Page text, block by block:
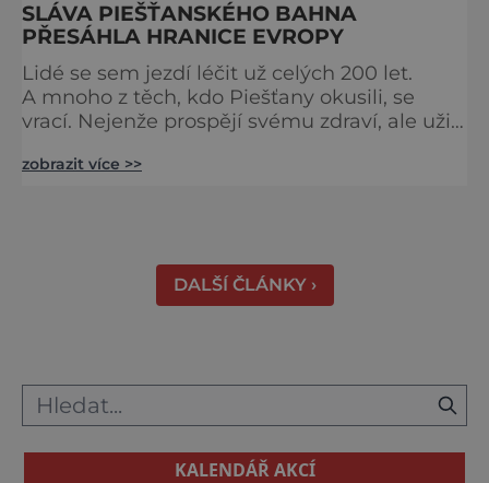
SLÁVA PIEŠŤANSKÉHO BAHNA
PŘESÁHLA HRANICE EVROPY
Lidé se sem jezdí léčit už celých 200 let.
A mnoho z těch, kdo Piešťany okusili, se
vrací. Nejenže prospějí svému zdraví, ale užijí
řekne slovenské lázně, Piešťany bývají první
zobrazit více >>
DALŠÍ ČLÁNKY ›
KALENDÁŘ AKCÍ